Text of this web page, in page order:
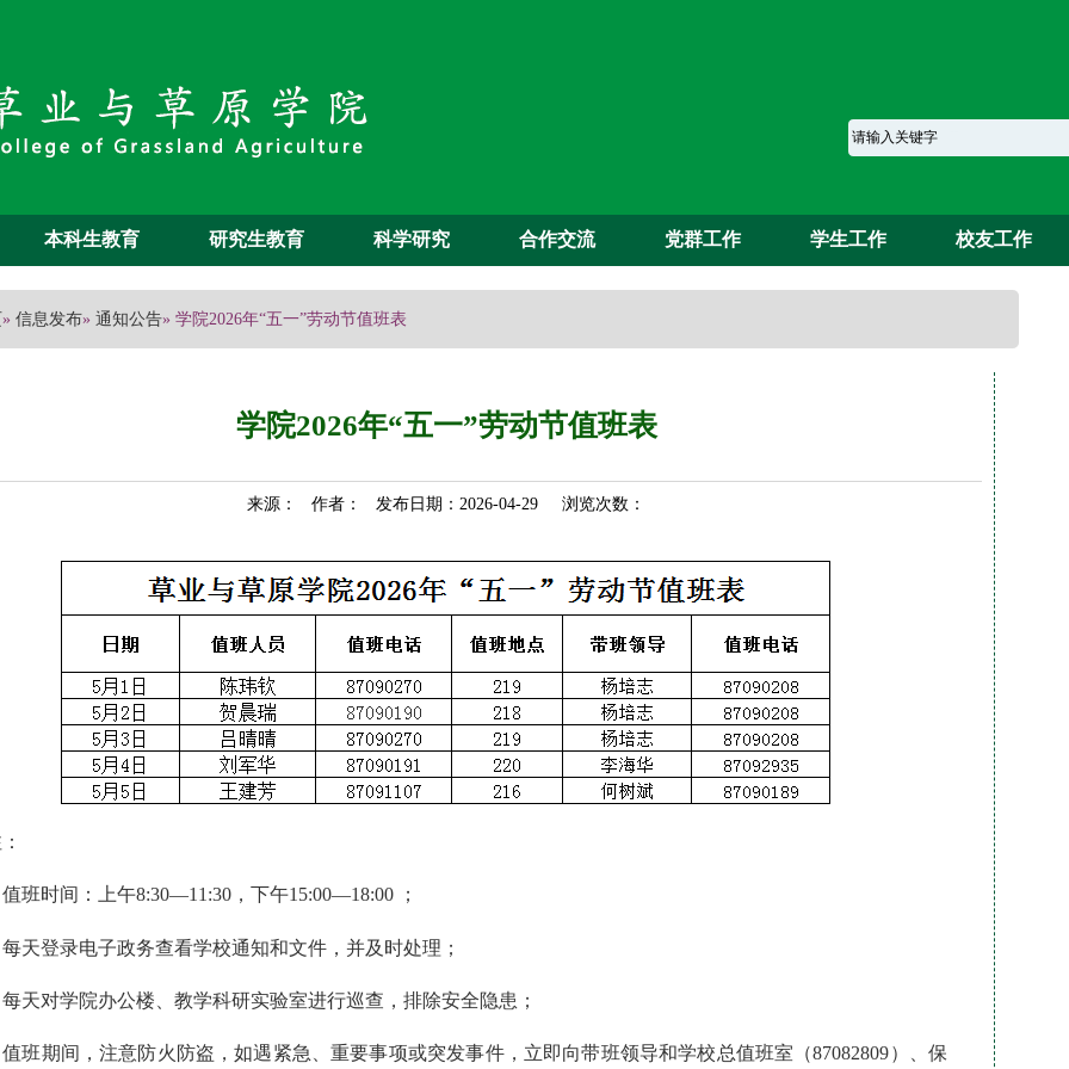
本科生教育 研究生教育 科学研究 合作交流 党群工作 学生工作 校友工作
» 信息发布» 通知公告» 学院2026年“五一”劳动节值班表
学院2026年“五一”劳动节值班表
来源： 作者： 发布日期：2026-04-29 浏览次数：
值班时间：上午8:30—11:30，下午15:00—18:00 ；
每天登录电子政务查看学校通知和文件，并及时处理；
每天对学院办公楼、教学科研实验室进行巡查，排除安全隐患；
值班期间，注意防火防盗，如遇紧急、重要事项或突发事件，立即向带班领导和学校总值班室（87082809）、保